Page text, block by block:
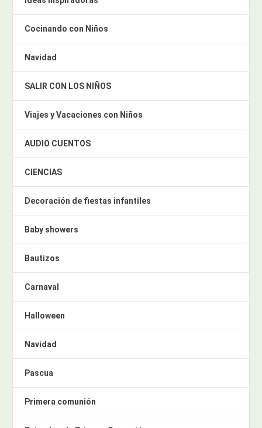
Cocinando con Niños
Navidad
SALIR CON LOS NIÑOS
Viajes y Vacaciones con Niños
AUDIO CUENTOS
CIENCIAS
Decoración de fiestas infantiles
Baby showers
Bautizos
Carnaval
Halloween
Navidad
Pascua
Primera comunión